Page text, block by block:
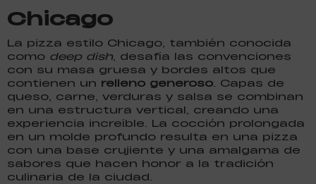
Chicago
La pizza estilo Chicago, también conocida
como deep dish , desafía las convenciones
con su masa gruesa y bordes altos que
contienen un relleno generoso . Capas de
queso, carne, verduras y salsa se combinan
en una estructura vertical, creando una
experiencia increíble. La cocción prolongada
en un molde profundo resulta en una pizza
con una base crujiente y una amalgama de
sabores que hacen honor a la tradición
culinaria de la ciudad.